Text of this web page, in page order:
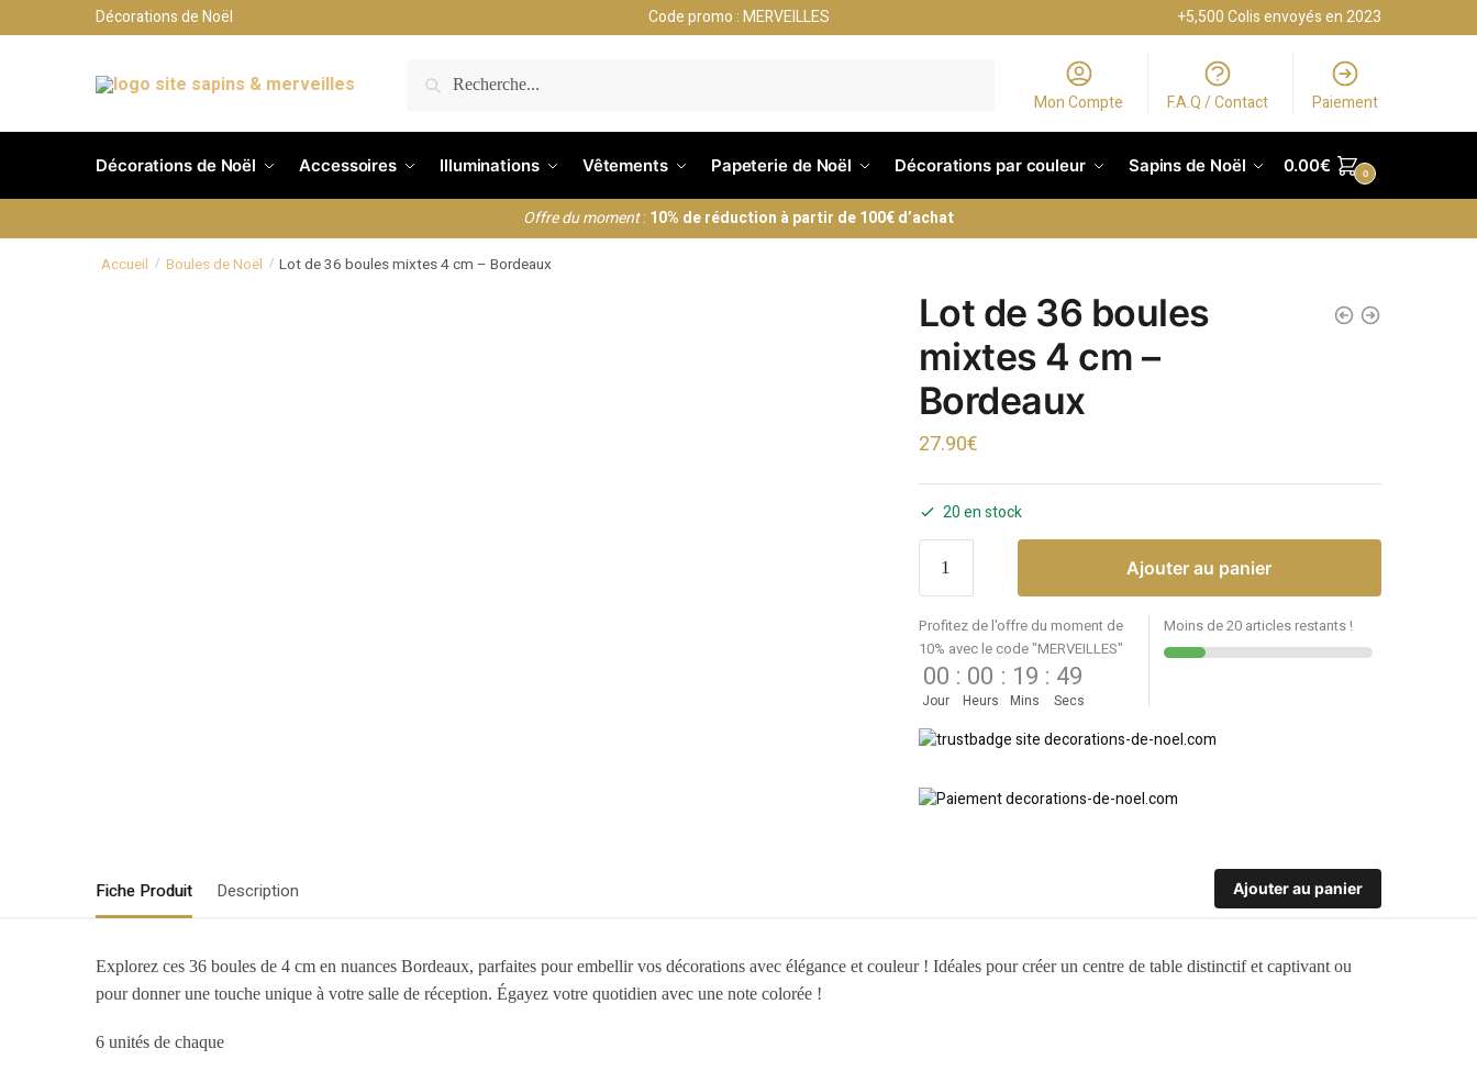
Décorations de Noël Code promo : MERVEILLES +5,500 Colis envoyés en 2023
RECHERCHE
Mon Compte F.A.Q / Contact Paiement
Décorations de Noël Accessoires Illuminations Vêtements Papeterie de Noël Décorations par couleur Sapins de Noël 0.00€ 0
Offre du moment: 10% de réduction à partir de 100€ d’achat
Accueil / Boules de Noël / Lot de 36 boules mixtes 4 cm – Bordeaux
Lot de 36 boules
mixtes 4 cm –
Bordeaux
27.90€
20 en stock
Ajouter au panier
Profitez de l'offre du moment de
10% avec le code "MERVEILLES"
00
Jour
: 00
Heurs
: 19
Mins
: 49
Secs
Moins de 20 articles restants !
Fiche Produit Description Ajouter au panier
Explorez ces 36 boules de 4 cm en nuances Bordeaux, parfaites pour embellir vos décorations avec élégance et couleur ! Idéales pour créer un centre de table distinctif et captivant ou
pour donner une touche unique à votre salle de réception. Égayez votre quotidien avec une note colorée !
6 unités de chaque